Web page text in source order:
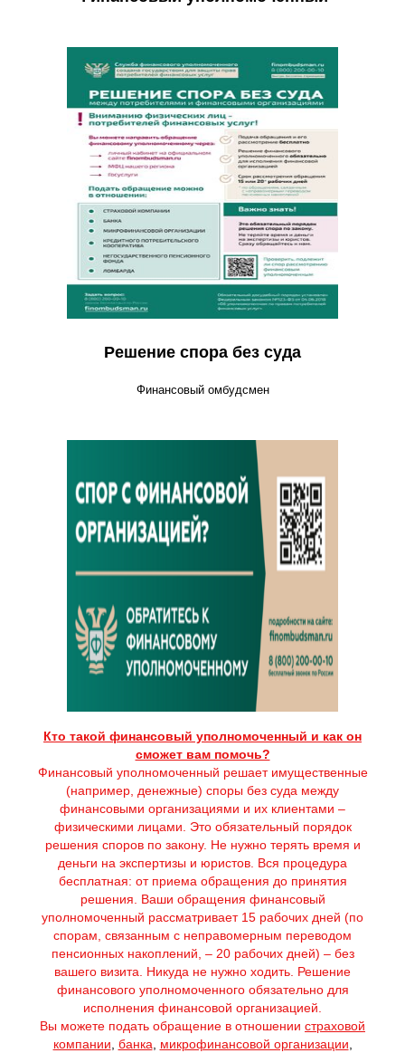
Решение спора без суда
Финансовый омбудсмен
Кто такой финансовый уполномоченный и как он
сможет вам помочь?
Финансовый уполномоченный решает имущественные
(например, денежные) споры без суда между
финансовыми организациями и их клиентами –
физическими лицами. Это обязательный порядок
решения споров по закону. Не нужно терять время и
деньги на экспертизы и юристов. Вся процедура
бесплатная: от приема обращения до принятия
решения. Ваши обращения финансовый
уполномоченный рассматривает 15 рабочих дней (по
спорам, связанным с неправомерным переводом
пенсионных накоплений, – 20 рабочих дней) – без
вашего визита. Никуда не нужно ходить. Решение
финансового уполномоченного обязательно для
исполнения финансовой организацией.
Вы можете подать обращение в отношении страховой
компании банка микрофинансовой организации